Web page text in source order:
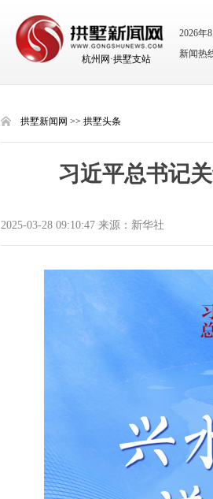
杭州网·拱墅支站
2026年
新闻热
拱墅新闻网 >> 拱墅头条
习近平总书记
2025-03-28 09:10:47 来源：新华社